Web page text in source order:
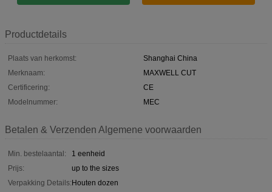
Productdetails
Plaats van herkomst:
Shanghai China
Merknaam:
MAXWELL CUT
Certificering:
CE
Modelnummer:
MEC
Betalen & Verzenden Algemene voorwaarden
Min. bestelaantal:
1 eenheid
Prijs:
up to the sizes
Verpakking Details:Houten dozen